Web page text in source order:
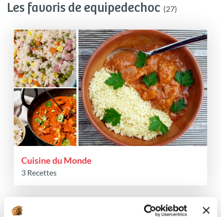
Les favoris de equipedechoc (27)
Cuisine du Monde
3 Recettes